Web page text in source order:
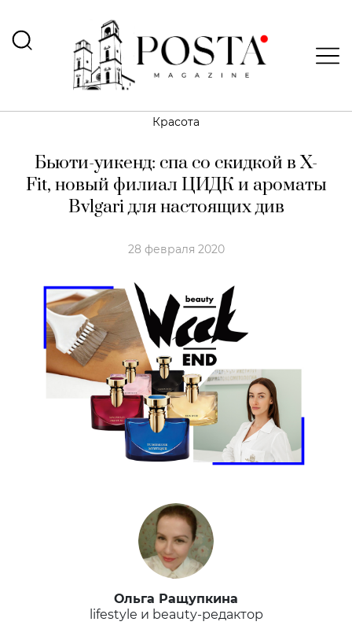
Красота
Бьюти-уикенд: спа со скидкой в X-
Fit, новый филиал ЦИДК и ароматы
Bvlgari для настоящих див
28 февраля 2020
Ольга Ращупкина
lifestyle и beauty-редактор